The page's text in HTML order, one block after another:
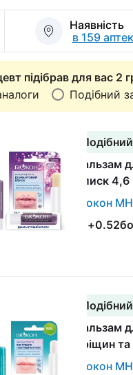
Наявність
в 159
підібрав для вас 2
Подібний
Бальзам
блиск 4,6
Біокон
+0.52
Бальзам
тріщин
Біокон